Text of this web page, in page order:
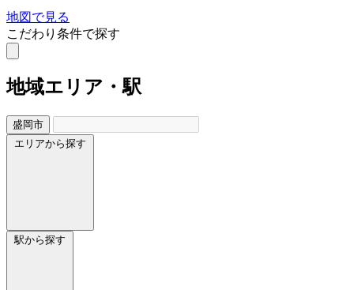
地図で見る
こだわり条件で探す
地域エリア・駅
盛岡市
エリアから探す
駅から探す